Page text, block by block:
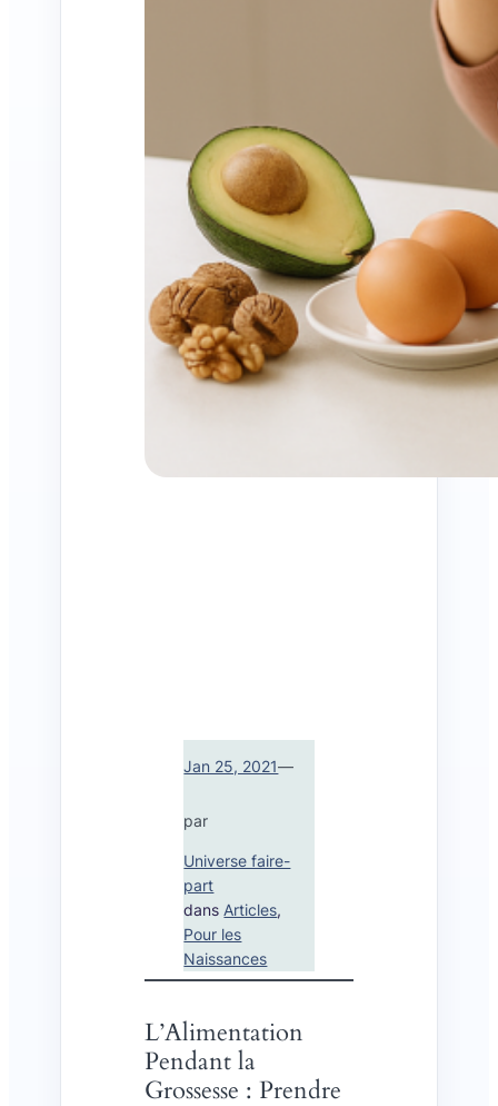
Jan 25, 2021—
par
Universe faire-
part
dans Articles
Pour les
Naissances
L’Alimentation
Pendant la
Grossesse : Prendre